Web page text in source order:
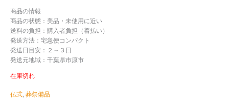
商品の情報
商品の状態： 美品・未使用に近い
送料の負担：購入者負担（着払い）
発送方法：宅急便コンパクト
発送日目安：２～３日
発送元地域：千葉県市原市
在庫切れ
仏式, 葬祭備品